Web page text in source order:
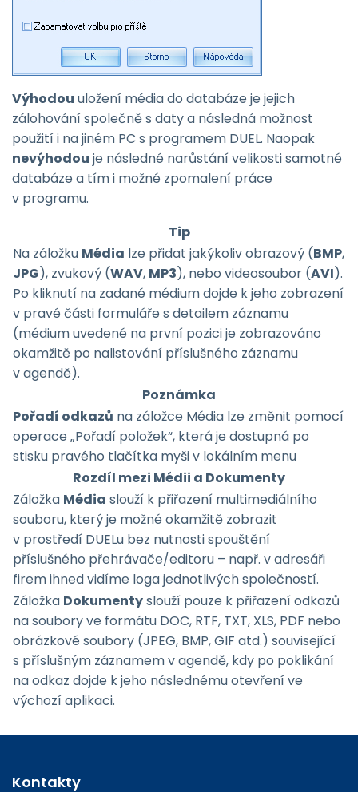
Výhodou uložení média do databáze je jejich
zálohování společně s daty a následná možnost
použití i na jiném PC s programem DUEL. Naopak
nevýhodou je následné narůstání velikosti samotné
databáze a tím i možné zpomalení práce
v programu.
Tip
Na záložku Média lze přidat jakýkoliv obrazový (BMP,
JPG), zvukový (WAV, MP3), nebo videosoubor (AVI).
Po kliknutí na zadané médium dojde k jeho zobrazení
v pravé části formuláře s detailem záznamu
(médium uvedené na první pozici je zobrazováno
okamžitě po nalistování příslušného záznamu
v agendě).
Poznámka
Pořadí odkazů na záložce Média lze změnit pomocí
operace „Pořadí položek“, která je dostupná po
stisku pravého tlačítka myši v lokálním menu
Rozdíl mezi Médii a Dokumenty
Záložka Média slouží k přiřazení multimediálního
souboru, který je možné okamžitě zobrazit
v prostředí DUELu bez nutnosti spouštění
příslušného přehrávače/editoru – např. v adresáři
firem ihned vidíme loga jednotlivých společností.
Záložka Dokumentyslouží pouze k přiřazení odkazů
na soubory ve formátu DOC, RTF, TXT, XLS, PDF nebo
obrázkové soubory (JPEG, BMP, GIF atd.) související
s příslušným záznamem v agendě, kdy po poklikání
na odkaz dojde k jeho následnému otevření ve
výchozí aplikaci.
Kontakty